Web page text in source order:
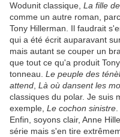
Wodunit classique, La fille
comme un autre roman,
Tony Hillerman. Il faudrait
qui a été écrit auparavant
mais autant se couper un
que tout ce qu'a produit
tonneau. Le peuple des
attend Là où dansent les
classiques du polar. Je suis
exemple, Le cochon sinistre
Enfin, soyons clair, Anne
série mais s'en tire